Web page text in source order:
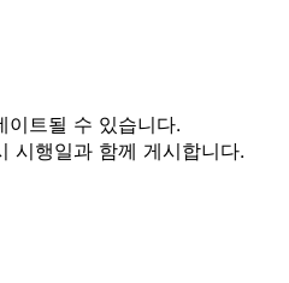
이트될 수 있습니다.
시행일과 함께 게시합니다.